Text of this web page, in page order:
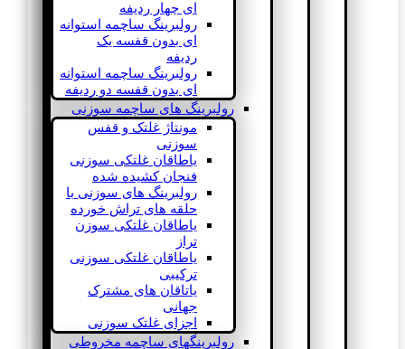
ای چهار ردیفه
رولبرینگ ساچمه استوانه
ای بدون قفسه یک
ردیفه
رولبرینگ ساچمه استوانه
ای بدون قفسه دو ردیفه
رولبرینگ های ساچمه سوزنی
مونتاژ غلتک و قفس
سوزنی
یاطاقان غلتکی سوزنی
فنجان کشیده شده
رولبرینگ های سوزنی با
حلقه های تراش خورده
یاطاقان غلتکی سوزن
تراز
یاطاقان غلتکی سوزنی
ترکیبی
یاتاقان های مشترک
جهانی
اجزای غلتک سوزنی
رولبرینگهای ساچمه مخروطی